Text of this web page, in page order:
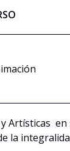
y Artísticas
la